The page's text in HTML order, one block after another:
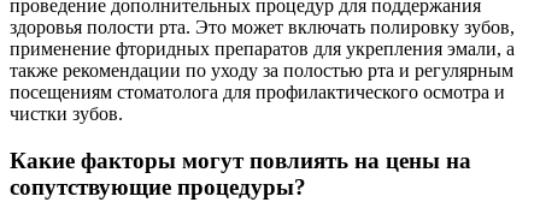
проведение дополнительных процедур для поддержания
здоровья полости рта. Это может включать полировку зубов,
применение фторидных препаратов для укрепления эмали, а
также рекомендации по уходу за полостью рта и регулярным
посещениям стоматолога для профилактического осмотра и
чистки зубов.
Какие факторы могут повлиять на цены на
сопутствующие процедуры?